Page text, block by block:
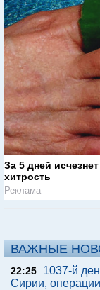
За 5 дней
хитрость
Реклама
ВАЖНЫЕ
22:25
1037-й
Сирии,